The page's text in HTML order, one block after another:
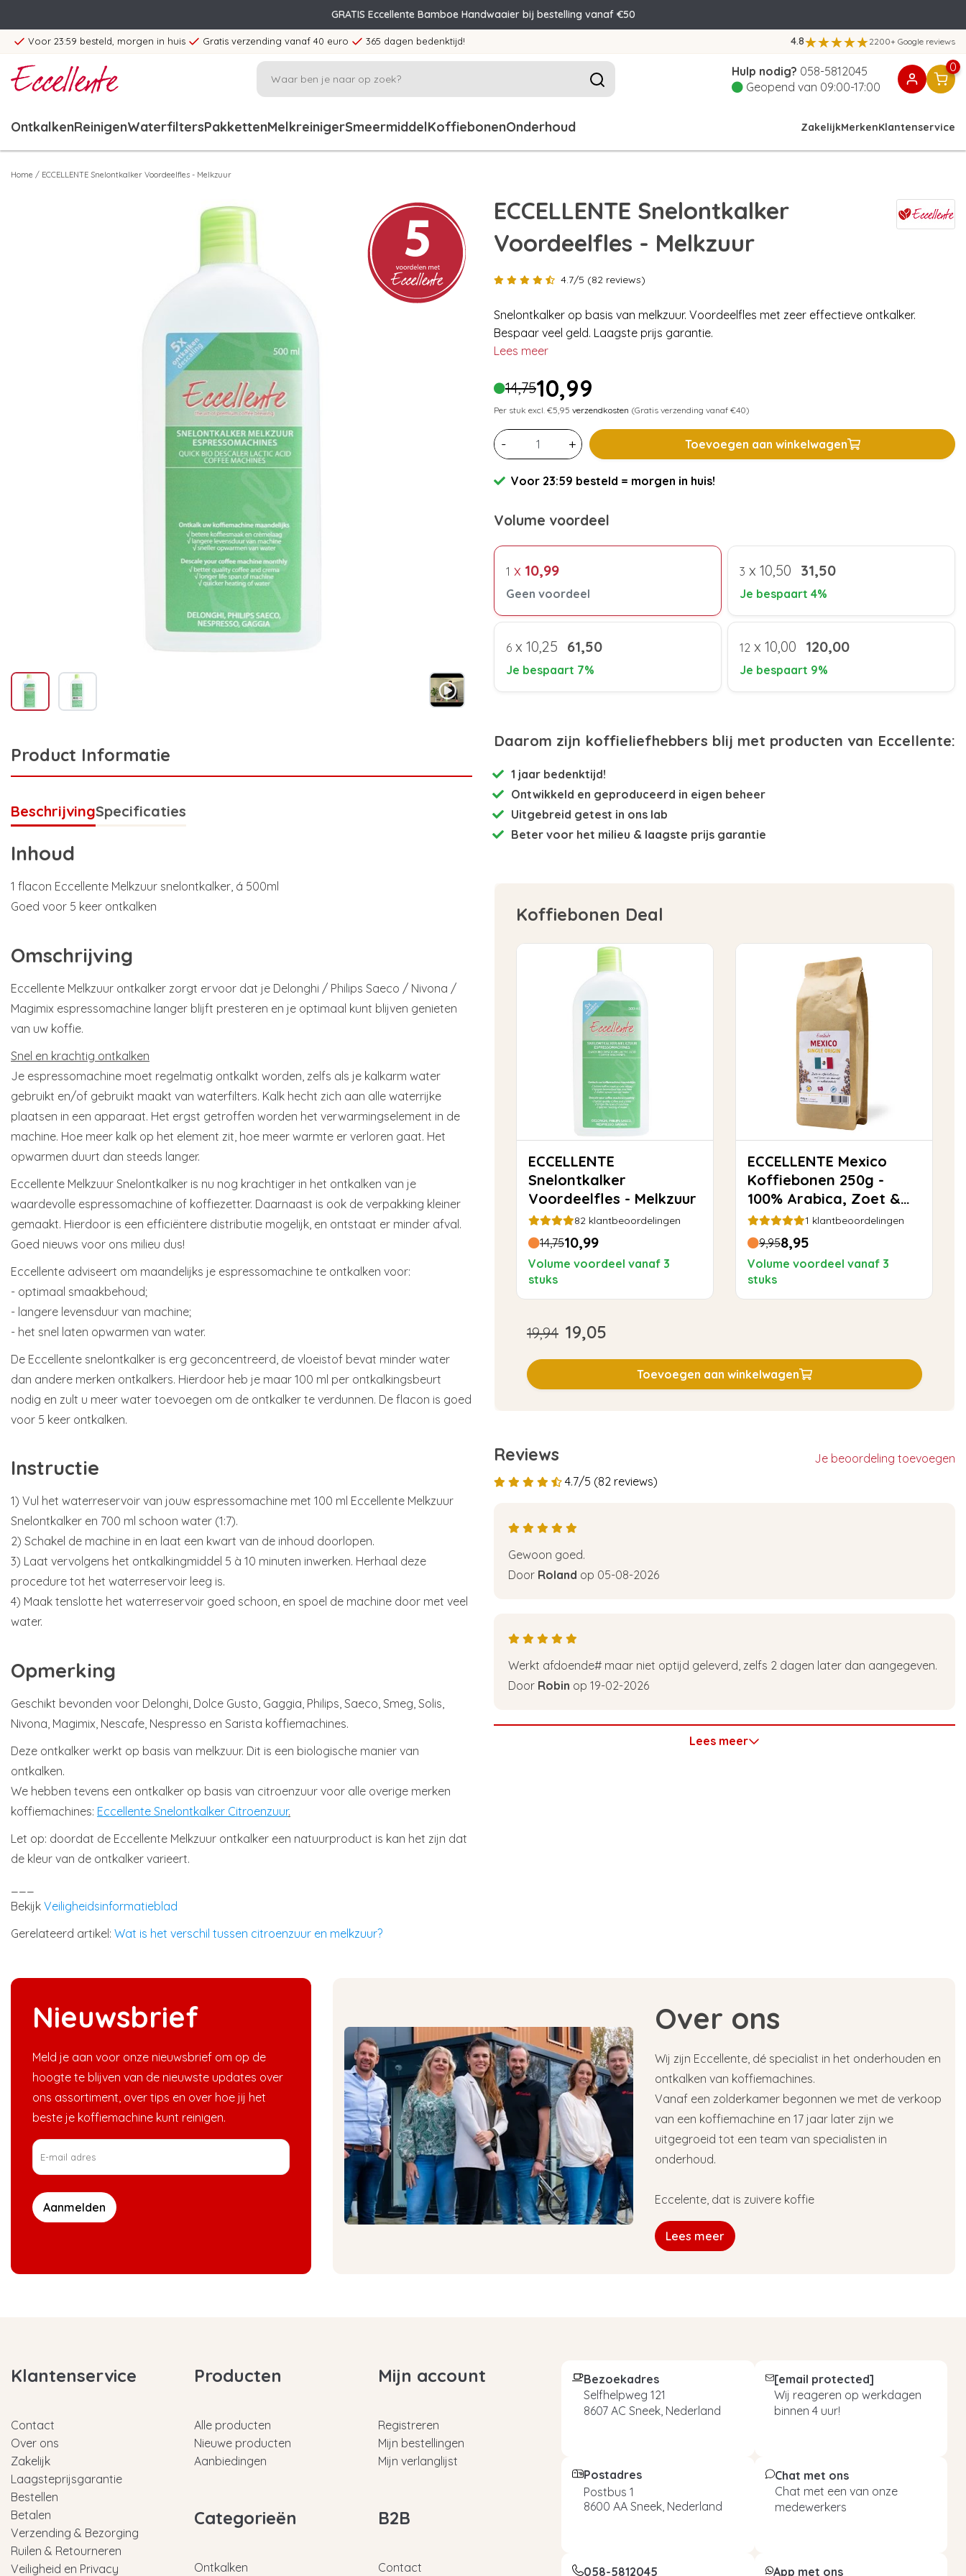
GRATIS Eccellente Bamboe Handwaaier bij bestelling vanaf €50
Voor 23:59 besteld, morgen in huis Gratis verzending vanaf 40 euro 365 dagen bedenktijd! 4.8 2200+ Google reviews
Hulp nodig? 058-5812045
Geopend van 09:00-17:00
0
OntkalkenReinigenWaterfiltersPakkettenMelkreinigerSmeermiddelKoffiebonenOnderhoud ZakelijkMerkenKlantenservice
Home / ECCELLENTE Snelontkalker Voordeelfles - Melkzuur
Product Informatie
BeschrijvingSpecificaties
Inhoud
1 flacon Eccellente Melkzuur snelontkalker, á 500ml
Goed voor 5 keer ontkalken
Omschrijving
Eccellente Melkzuur ontkalker zorgt ervoor dat je Delonghi / Philips Saeco / Nivona /
Magimix espressomachine langer blijft presteren en je optimaal kunt blijven genieten
van uw koffie.
Snel en krachtig ontkalken
Je espressomachine moet regelmatig ontkalkt worden, zelfs als je kalkarm water
gebruikt en/of gebruikt maakt van waterfilters. Kalk hecht zich aan alle waterrijke
plaatsen in een apparaat. Het ergst getroffen worden het verwarmingselement in de
machine. Hoe meer kalk op het element zit, hoe meer warmte er verloren gaat. Het
opwarmen duurt dan steeds langer.
Eccellente Melkzuur Snelontkalker is nu nog krachtiger in het ontkalken van je
waardevolle espressomachine of koffiezetter. Daarnaast is ook de verpakking kleiner
gemaakt. Hierdoor is een efficiëntere distributie mogelijk, en ontstaat er minder afval.
Goed nieuws voor ons milieu dus!
Eccellente adviseert om maandelijks je espressomachine te ontkalken voor:
- optimaal smaakbehoud;
- langere levensduur van machine;
- het snel laten opwarmen van water.
De Eccellente snelontkalker is erg geconcentreerd, de vloeistof bevat minder water
dan andere merken ontkalkers. Hierdoor heb je maar 100 ml per ontkalkingsbeurt
nodig en zult u meer water toevoegen om de ontkalker te verdunnen. De flacon is goed
voor 5 keer ontkalken.
Instructie
1) Vul het waterreservoir van jouw espressomachine met 100 ml Eccellente Melkzuur
Snelontkalker en 700 ml schoon water (1:7).
2) Schakel de machine in en laat een kwart van de inhoud doorlopen.
3) Laat vervolgens het ontkalkingmiddel 5 à 10 minuten inwerken. Herhaal deze
procedure tot het waterreservoir leeg is.
4) Maak tenslotte het waterreservoir goed schoon, en spoel de machine door met veel
water.
Opmerking
Geschikt bevonden voor Delonghi, Dolce Gusto, Gaggia, Philips, Saeco, Smeg, Solis,
Nivona, Magimix, Nescafe, Nespresso en Sarista koffiemachines.
Deze ontkalker werkt op basis van melkzuur. Dit is een biologische manier van
ontkalken.
We hebben tevens een ontkalker op basis van citroenzuur voor alle overige merken
koffiemachines: Eccellente Snelontkalker Citroenzuur.
Let op: doordat de Eccellente Melkzuur ontkalker een natuurproduct is kan het zijn dat
de kleur van de ontkalker varieert.
Bekijk Veiligheidsinformatieblad
Gerelateerd artikel: Wat is het verschil tussen citroenzuur en melkzuur?
ECCELLENTE Snelontkalker
Voordeelfles - Melkzuur
4.7/5 (82 reviews)
Snelontkalker op basis van melkzuur. Voordeelfles met zeer effectieve ontkalker.
Bespaar veel geld. Laagste prijs garantie.
Lees meer
14,7510,99
Per stuk excl. €5,95 verzendkosten (Gratis verzending vanaf €40)
- + Toevoegen aan winkelwagen
Voor 23:59 besteld = morgen in huis!
Volume voordeel
1 x 10,99
Geen voordeel
3 x 10,50 31,50
Je bespaart 4%
6 x 10,25 61,50
Je bespaart 7%
12 x 10,00 120,00
Je bespaart 9%
Daarom zijn koffieliefhebbers blij met producten van Eccellente:
1 jaar bedenktijd!
Ontwikkeld en geproduceerd in eigen beheer
Uitgebreid getest in ons lab
Beter voor het milieu & laagste prijs garantie
Koffiebonen Deal
ECCELLENTE
Snelontkalker
Voordeelfles - Melkzuur
82 klantbeoordelingen
14,7510,99
Volume voordeel vanaf 3
stuks
ECCELLENTE Mexico
Koffiebonen 250g -
100% Arabica, Zoet &
Toegankelijk
1 klantbeoordelingen
9,958,95
Volume voordeel vanaf 3
stuks
19,94 19,05
Toevoegen aan winkelwagen
Reviews
Je beoordeling toevoegen
4.7/5 (82 reviews)
Gewoon goed.
Door Roland op 05-08-2026
Werkt afdoende# maar niet optijd geleverd, zelfs 2 dagen later dan aangegeven.
Door Robin op 19-02-2026
Lees meer
Nieuwsbrief
Meld je aan voor onze nieuwsbrief om op de
hoogte te blijven van de nieuwste updates over
ons assortiment, over tips en over hoe jij het
beste je koffiemachine kunt reinigen.
Aanmelden
Over ons
Wij zijn Eccellente, dé specialist in het onderhouden en
ontkalken van koffiemachines.
Vanaf een zolderkamer begonnen we met de verkoop
van een koffiemachine en 17 jaar later zijn we
uitgegroeid tot een team van specialisten in
onderhoud.
Eccelente, dat is zuivere koffie
Lees meer
Klantenservice
Contact
Over ons
Zakelijk
Laagsteprijsgarantie
Bestellen
Betalen
Verzending & Bezorging
Ruilen & Retourneren
Veiligheid en Privacy
Producten
Alle producten
Nieuwe producten
Aanbiedingen
Categorieën
Ontkalken
Mijn account
Registreren
Mijn bestellingen
Mijn verlanglijst
B2B
Contact
Bezoekadres
Selfhelpweg 121
8607 AC Sneek, Nederland
[email protected]
Wij reageren op werkdagen
binnen 4 uur!
Postadres
Postbus 1
8600 AA Sneek, Nederland
Chat met ons
Chat met een van onze
medewerkers
058-5812045 App met ons